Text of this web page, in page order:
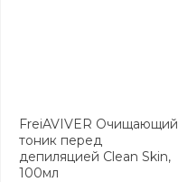
FreiAVIVER Очищающий
тоник перед
депиляцией Clean Skin,
100мл